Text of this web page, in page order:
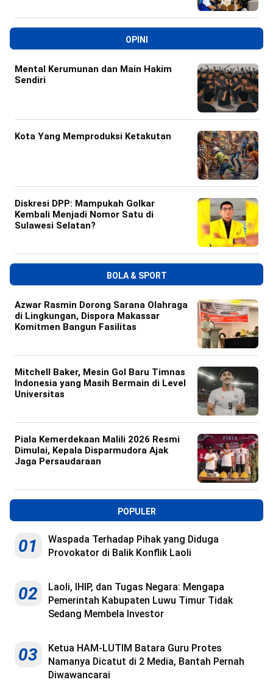
OPINI
Mental Kerumunan dan Main Hakim
Sendiri
Kota Yang Memproduksi Ketakutan
Diskresi DPP: Mampukah Golkar
Kembali Menjadi Nomor Satu di
Sulawesi Selatan?
BOLA & SPORT
Azwar Rasmin Dorong Sarana Olahraga
di Lingkungan, Dispora Makassar
Komitmen Bangun Fasilitas
Mitchell Baker, Mesin Gol Baru Timnas
Indonesia yang Masih Bermain di Level
Universitas
Piala Kemerdekaan Malili 2026 Resmi
Dimulai, Kepala Disparmudora Ajak
Jaga Persaudaraan
POPULER
01
Waspada Terhadap Pihak yang Diduga
Provokator di Balik Konflik Laoli
02
Laoli, IHIP, dan Tugas Negara: Mengapa
Pemerintah Kabupaten Luwu Timur Tidak
Sedang Membela Investor
03
Ketua HAM-LUTIM Batara Guru Protes
Namanya Dicatut di 2 Media, Bantah Pernah
Diwawancarai